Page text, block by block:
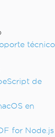
técnico
de
en
for Node.js